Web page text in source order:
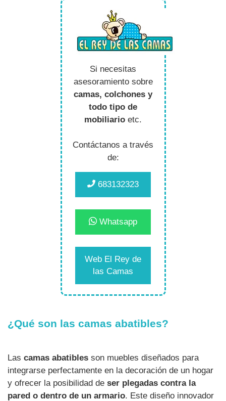
Si necesitas
asesoramiento sobre
camas, colchones y
todo tipo de
mobiliario etc.
Contáctanos a través
de:
683132323
Whatsapp
Web El Rey de
las Camas
¿Qué son las camas abatibles?
Las camas abatibles son muebles diseñados para
integrarse perfectamente en la decoración de un hogar
y ofrecer la posibilidad de ser plegadas contra la
pared o dentro de un armario. Este diseño innovador